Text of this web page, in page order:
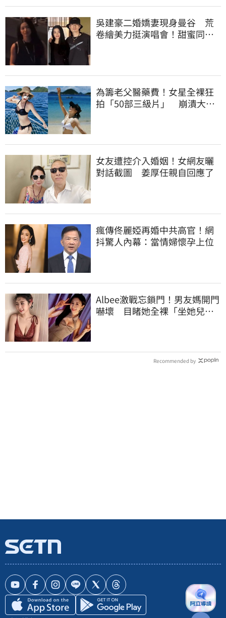
吳建豪二婚嬌妻現身曼谷 荒
卷繪美力挺演唱會！甜蜜同框
為籌老父醫藥費！女星全裸狂
拍「50部三級片」 崩潰大
女友遭控介入婚姻！女網友曬
對話截圖 姜厚任親自回應了
瘋傳佟麗婭再婚中共高官！網
抖驚人內幕：當情婦懷孕上位
Albee激戰忘鎖門！男友媽開門
嚇壞 目睹她全裸「坐她兒子
Recommended by